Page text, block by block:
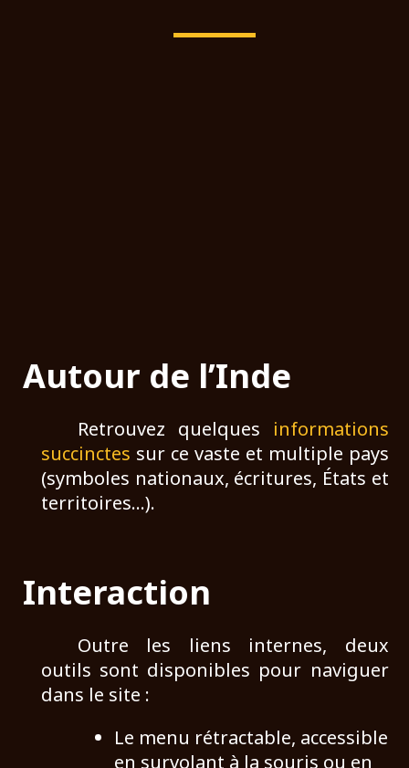
Autour de l’Inde
Retrouvez quelques informations
succinctes sur ce vaste et multiple pays
(symboles nationaux, écritures, États et
territoires…).
Interaction
Outre les liens internes, deux
outils sont disponibles pour naviguer
dans le site :
Le menu rétractable, accessible
en survolant à la souris ou en